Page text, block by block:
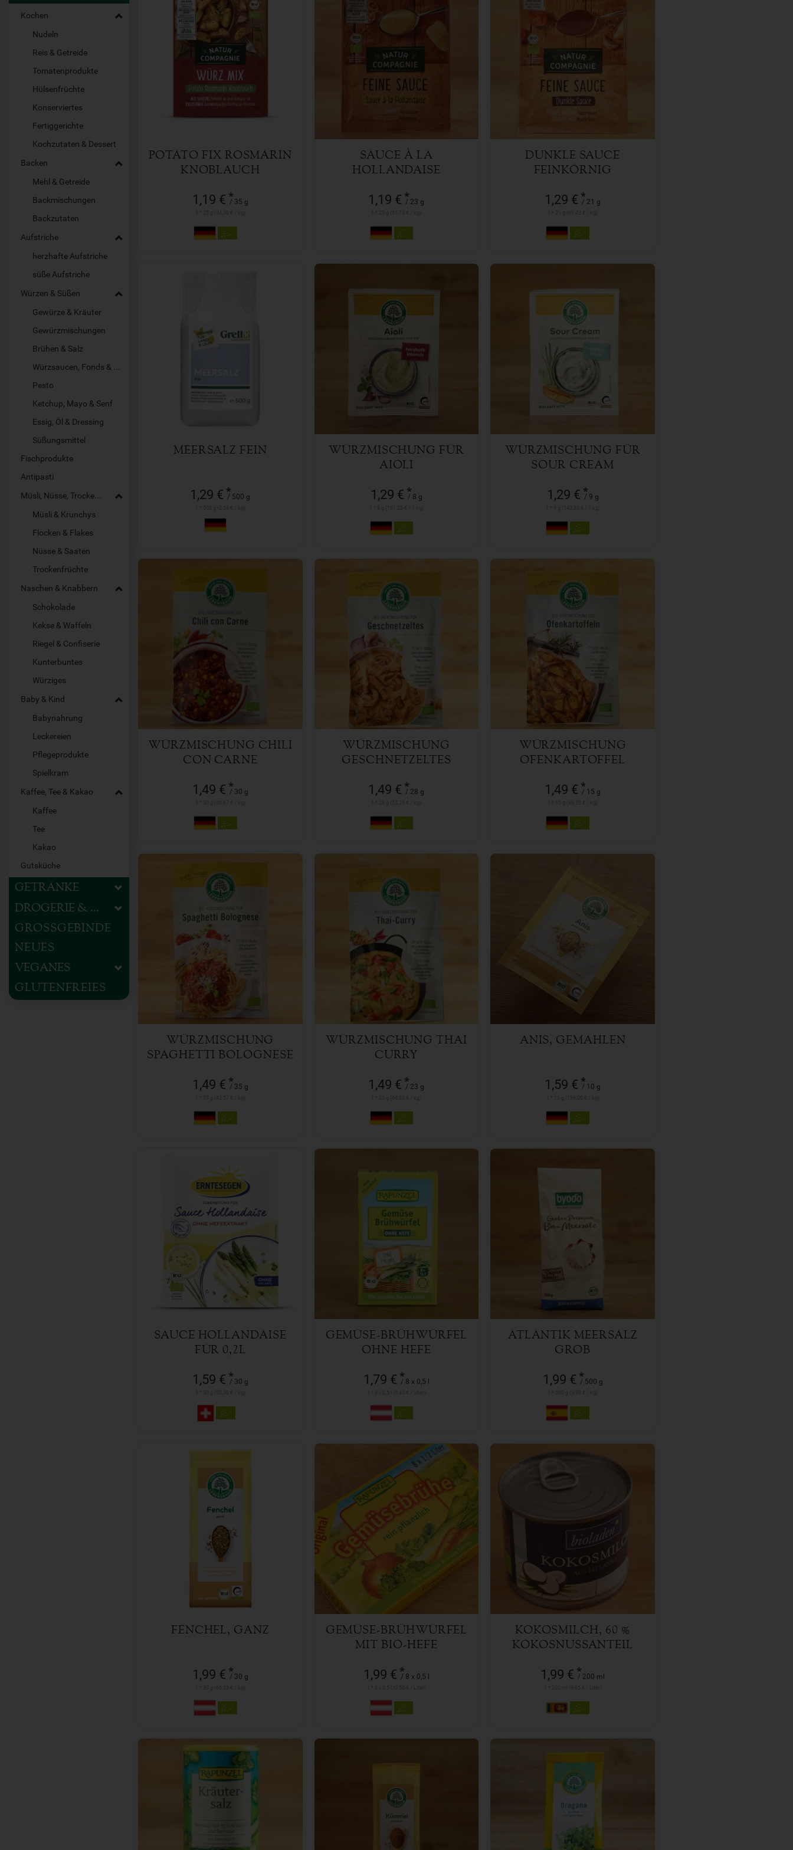
Kochen
Nudeln
Reis & Getreide
Tomatenprodukte
Hülsenfrüchte
Konserviertes
Fertiggerichte
Kochzutaten & Dessert
Backen
Mehl & Getreide
Backmischungen
Backzutaten
Aufstriche
herzhafte Aufstriche
süße Aufstriche
Würzen & Süßen
Gewürze & Kräuter
Gewürzmischungen
Brühen & Salz
Pesto
Ketchup, Mayo & Senf
Essig, Öl & Dressing
Süßungsmittel
Fischprodukte
Antipasti
Müsli, Nüsse, Trockenfrüchte
Müsli & Krunchys
Flocken & Flakes
Nüsse & Saaten
Trockenfrüchte
Naschen & Knabbern
Schokolade
Kekse & Waffeln
Riegel & Confiserie
Kunterbuntes
Würziges
Baby & Kind
Babynahrung
Leckereien
Pflegeprodukte
Spielkram
Kaffee, Tee & Kakao
Kaffee
Tee
Kakao
Gutsküche
GETRÄNKE
DROGERIE & HAUSHALT
GROSSGEBINDE
NEUES
VEGANES
GLUTENFREIES
POTATO FIX ROSMARIN
KNOBLAUCH
1,19 € *
/ 35 g
35 g
€
SAUCE À LA
HOLLANDAISE
1,19 € *
/ 23 g
23 g
1,19
DUNKLE SAUCE
FEINKÖRNIG
1,29 € *
/ 21 g
21 g
1,29 €
MEERSALZ FEIN
1,29 € *
/ 500 g
WÜRZMISCHUNG FÜR
AIOLI
1,29 € *
/ 8 g
WÜRZMISCHUNG FÜR
SOUR CREAM
1,29 € *
/ 9 g
1,29
WÜRZMISCHUNG CHILI
CON CARNE
1,49 € *
/ 30 g
30 g
Anzahl
1,49 €
WÜRZMISCHUNG
GESCHNETZELTES
1,49 € *
/ 28 g
1,49
WÜRZMISCHUNG
OFENKARTOFFEL
1,49 € *
/ 15 g
15 g
1,49€
WÜRZMISCHUNG
SPAGHETTI BOLOGNESE
1,49 € *
/ 35 g
Anzahl
WÜRZMISCHUNG THAI
CURRY
1,49 € *
/ 23 g
23 g
1,49
ANIS, GEMAHLEN
1,59 € *
/ 10 g
1,59€
SAUCE HOLLANDAISE
FÜR 0,2L
1,59 € *
/ 30 g
30 g
Anzahl
bald wieder verfügbar
GEMÜSE-BRÜHWÜRFEL
OHNE HEFE
1,79 € *
/ 8 x 0,5 l
8 x 0,5 l
1,79
ATLANTIK MEERSALZ
GROB
1,99 € *
/ 500 g
500 g
FENCHEL, GANZ
1,99 € *
/ 30 g
30 g
GEMÜSE-BRÜHWÜRFEL
MIT BIO-HEFE
1,99 € *
/ 8 x 0,5 l
8 x 0,5 l
Anzahl
KOKOSMILCH, 60 %
KOKOSNUSSANTEIL
1,99 € *
/ 200 ml
200 ml
40 g